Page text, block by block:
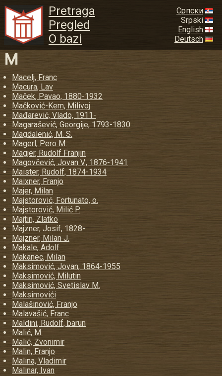
Pretraga
Pregled
O bazi
Српски
Srpski
English
Deutsch
M
Macelj, Franc
Macura, Lav
Maček, Pavao, 1880-1932
Mačković-Kern, Milivoj
Mađarević, Vlado, 1911-
Magarašević, Georgije, 1793-1830
Magdalenić, M. S.
Magerl, Pero M.
Magjer, Rudolf Franjin
Magovčević, Jovan V., 1876-1941
Maister, Rudolf, 1874-1934
Maixner, Franjo
Majer, Milan
Majstorović, Fortunato, o.
Majstorović, Milić P.
Majtin, Zlatko
Majzner, Josif, 1828-
Majzner, Milan J.
Makale, Adolf
Makanec, Milan
Maksimović, Jovan, 1864-1955
Maksimović, Milutin
Maksimović, Svetislav M.
Maksimovići
Malašinović, Franjo
Malavašić, Franc
Maldini, Rudolf, barun
Malić, M.
Malić, Zvonimir
Malin, Franjo
Malina, Vladimir
Malinar, Ivan